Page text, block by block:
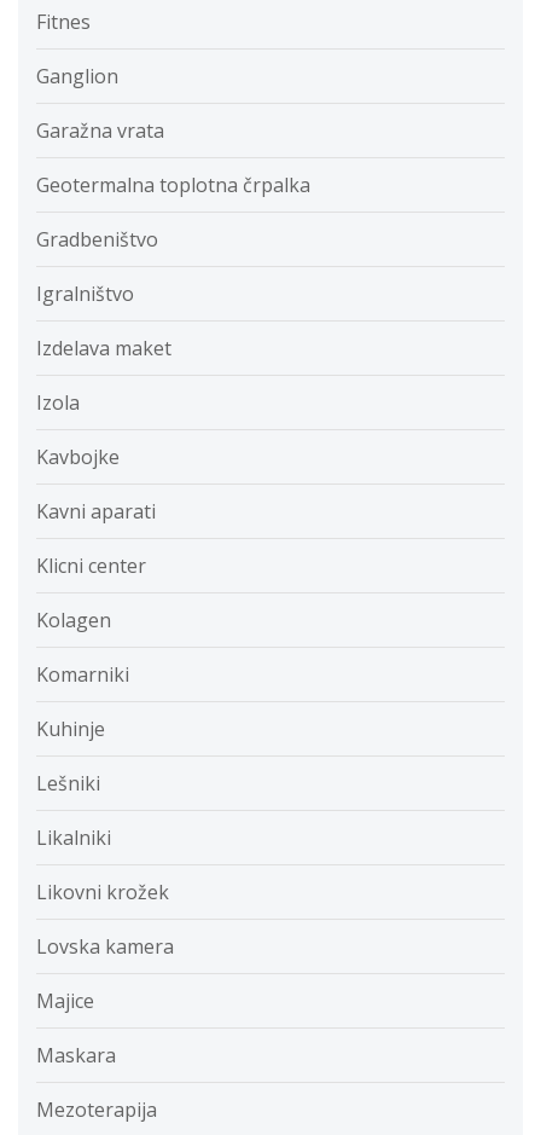
Fitnes
Ganglion
Garažna vrata
Geotermalna toplotna črpalka
Gradbeništvo
Igralništvo
Izdelava maket
Izola
Kavbojke
Kavni aparati
Klicni center
Kolagen
Komarniki
Kuhinje
Lešniki
Likalniki
Likovni krožek
Lovska kamera
Majice
Maskara
Mezoterapija